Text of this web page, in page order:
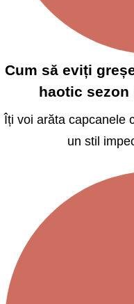
Cum să eviți
haotic sezon
Îți voi arăta capcanele
un stil